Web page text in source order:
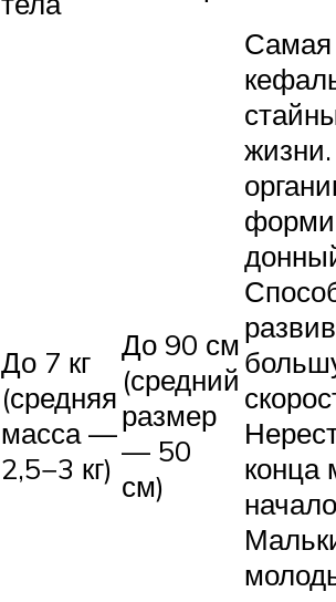
До 7 кг
(средняя
масса —
2,5−3 кг)
До 90 см
(средний
размер
— 50
см)
Самая
конца